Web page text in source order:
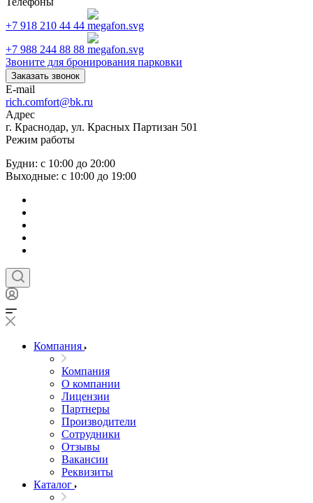
+7 918 210 44 44
+7 988 244 88 88
Звоните для бронирования парковки
Заказать звонок
E-mail
rich.comfort@bk.ru
Адрес
г. Краснодар, ул. Красных Партизан 501
Режим работы
Будни: с 10:00 до 20:00
Выходные: с 10:00 до 19:00
Компания
Компания
О компании
Лицензии
Партнеры
Производители
Сотрудники
Отзывы
Вакансии
Реквизиты
Каталог